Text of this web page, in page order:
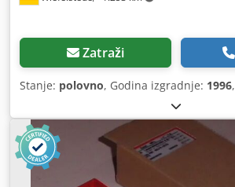
Zatraži
Stanje: polovno, Godina izgradnje: 1996,